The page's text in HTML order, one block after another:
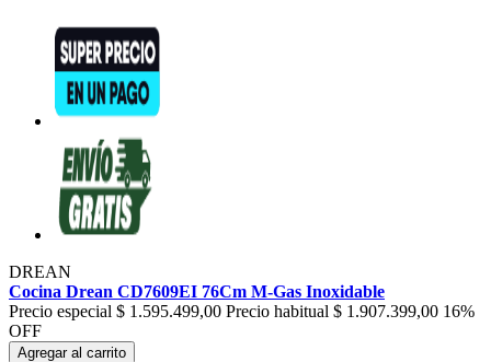
DREAN
Cocina Drean CD7609EI 76Cm M-Gas Inoxidable
Precio especial $ 1.595.499,00 Precio habitual $ 1.907.399,00 16%
OFF
Agregar al carrito